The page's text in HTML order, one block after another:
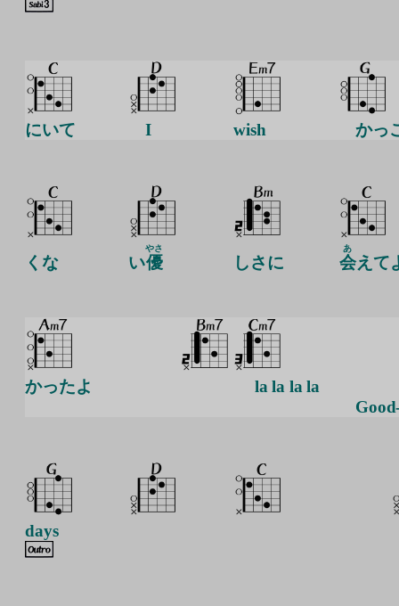
にいて I wish かっ
くな い優
やさ
しさに 会
あ
えて
かったよ
la la la la
days